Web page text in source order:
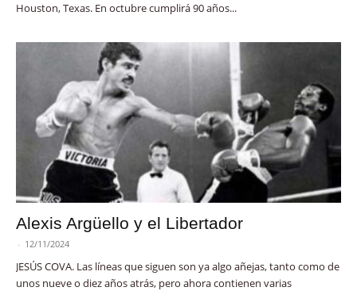
Houston, Texas. En octubre cumplirá 90 años...
Alexis Argüello y el Libertador
- 12/11/2024
JESÚS COVA. Las líneas que siguen son ya algo añejas, tanto como de
unos nueve o diez años atrás, pero ahora contienen varias